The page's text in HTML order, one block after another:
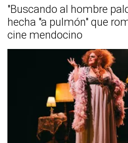
"Buscando al hombre
hecha "a pulmón" que
cine mendocino